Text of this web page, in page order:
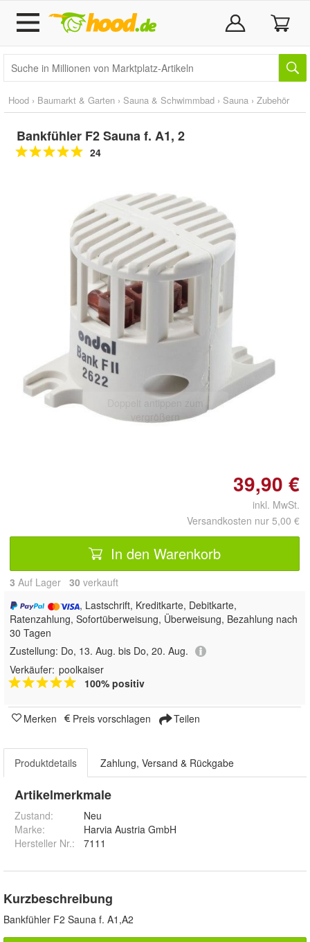
Hood › Baumarkt & Garten › Sauna & Schwimmbad › Sauna › Zubehör
Bankfühler F2 Sauna f. A1, 2
24
Doppelt antippen zum
vergrößern
39,90 €
inkl. MwSt.
Versandkosten nur 5,00 €
In den Warenkorb
3 Auf Lager 30 verkauft
, Lastschrift, Kreditkarte, Debitkarte,
Ratenzahlung, Sofortüberweisung, Überweisung, Bezahlung nach
30 Tagen
Zustellung: Do, 13. Aug. bis Do, 20. Aug.
Verkäufer: poolkaiser
100% positiv
Merken Preis vorschlagen Teilen
Produktdetails Zahlung, Versand & Rückgabe
Artikelmerkmale
Zustand:
Neu
Marke:
Harvia Austria GmbH
Hersteller Nr.:
7111
Kurzbeschreibung
Bankfühler F2 Sauna f. A1,A2